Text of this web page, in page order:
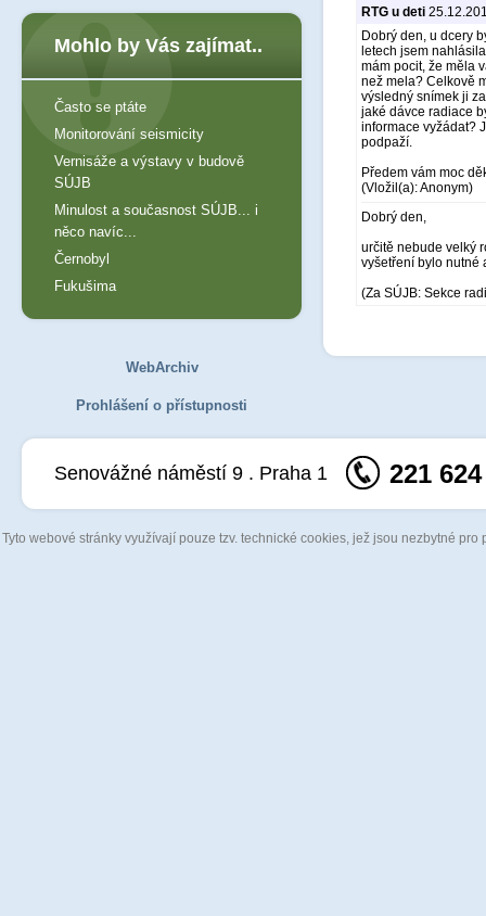
RTG u deti
Dobrý den, u dcery
letech jsem
mám pocit, že měla
než mela? Celkově
výsledný snímek ji
jaké dávce radiace
informace vyžádat?
podpaží.
Předem vám moc
(Vložil(a): Anonym)
Dobrý den,
určitě nebude velký
vyšetření bylo nutné
(Za SÚJB: Sekce
Mohlo by Vás zajímat..
Často se ptáte
Monitorování seismicity
Vernisáže a výstavy v budově
SÚJB
Minulost a současnost SÚJB... i
něco navíc...
Černobyl
Fukušima
WebArchiv
Prohlášení o přístupnosti
Senovážné náměstí 9 . Praha 1 221
Tyto webové stránky využívají pouze tzv. technické cookies, jež jsou nezbytné